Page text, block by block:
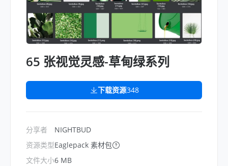
65 张视觉灵感-草甸绿系列
下载资源348
分享者
资源类型
文件大小
NIGHTBUD
Eaglepack 素材包
6 MB